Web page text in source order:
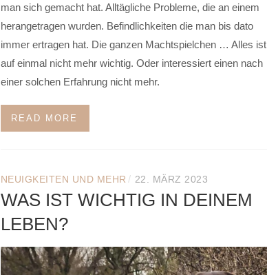
man sich gemacht hat. Alltägliche Probleme, die an einem
herangetragen wurden. Befindlichkeiten die man bis dato
immer ertragen hat. Die ganzen Machtspielchen … Alles ist
auf einmal nicht mehr wichtig. Oder interessiert einen nach
einer solchen Erfahrung nicht mehr.
READ MORE
NEUIGKEITEN UND MEHR / 22. MÄRZ 2023
WAS IST WICHTIG IN DEINEM
LEBEN?